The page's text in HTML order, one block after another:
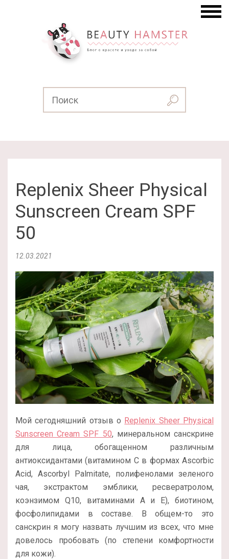
Replenix Sheer Physical
Sunscreen Cream SPF
50
12.03.2021
Мой сегодняшний отзыв о Replenix Sheer Physical
Sunscreen Cream SPF 50, минеральном санскрине
для лица, обогащенном различным
антиоксидантами (витамином С в формах Ascorbic
Acid, Ascorbyl Palmitate, полифенолами зеленого
чая, экстрактом эмблики, ресвератролом,
коэнзимом Q10, витаминами А и Е), биотином,
фосфолипидами в составе. В общем-то это
санскрин я могу назвать лучшим из всех, что мне
довелось пробовать (по степени комфортности
для кожи).